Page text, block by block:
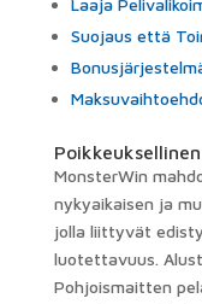
Suojaus että
MonsterWin
nykyaikaisen ja
jolla liittyvät
luotettavuus.
Pohjoismaitten